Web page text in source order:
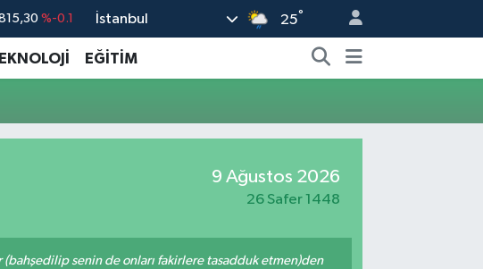
%-0.1
%0.18
%0.32
İstanbul 25°
EĞİTİM
9 Ağustos 2026
26 Safer 1448
senin de onları fakirlere tasadduk etmen)den